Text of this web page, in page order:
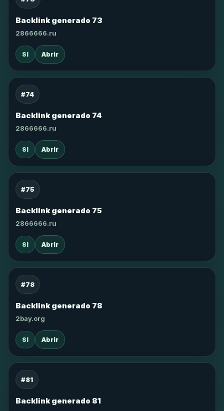
Backlink generado 73
2866666.ru
SI Abrir
#74
Backlink generado 74
2866666.ru
SI Abrir
#75
Backlink generado 75
2866666.ru
SI Abrir
#78
Backlink generado 78
2bay.org
SI Abrir
#81
Backlink generado 81